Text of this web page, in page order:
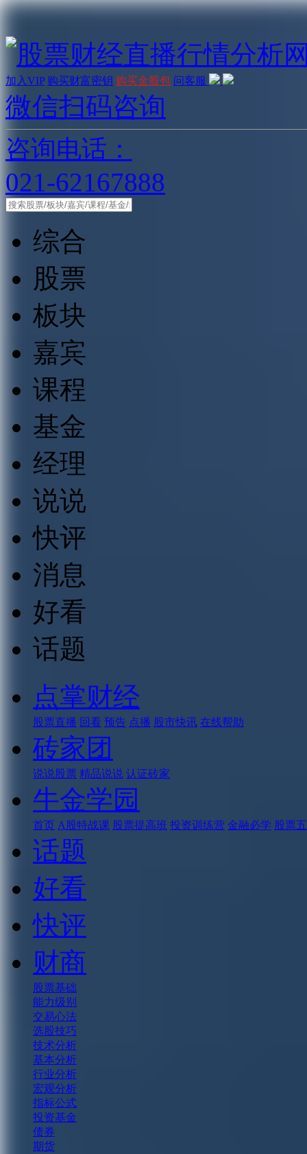
加入VIP 购买财富密钥 购买金股包 问客服
微信扫码咨询
咨询电话：
021-62167888
综合
股票
板块
嘉宾
课程
基金
经理
说说
快评
消息
好看
话题
点掌财经
股票直播 回看 预告 点播 股市快讯 在线帮助
砖家团
说说股票 精品说说 认证砖家
牛金学园
首页 A股特战课 股票提高班 投资训练营 金融必学 股票
话题
好看
快评
财商
股票基础
能力级别
交易心法
选股技巧
技术分析
基本分析
行业分析
宏观分析
指标公式
投资基金
债券
期货